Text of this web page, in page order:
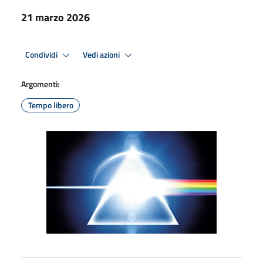
21 marzo 2026
Condividi Vedi azioni
Argomenti:
Tempo libero